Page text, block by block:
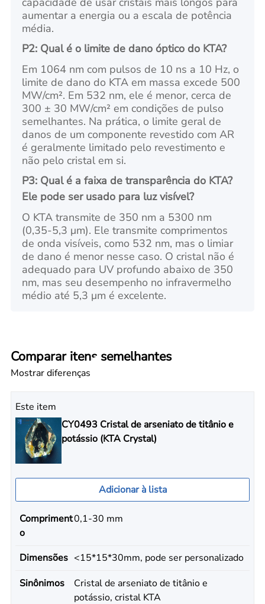
aumentar a energia ou a escala de potência
média.
P2: Qual é o limite de dano óptico do KTA?
Em 1064 nm com pulsos de 10 ns a 10 Hz, o
limite de dano do KTA em massa excede 500
MW/cm². Em 532 nm, ele é menor, cerca de
300 ± 30 MW/cm² em condições de pulso
semelhantes. Na prática, o limite geral de
danos de um componente revestido com AR
é geralmente limitado pelo revestimento e
não pelo cristal em si.
P3: Qual é a faixa de transparência do KTA?
Ele pode ser usado para luz visível?
O KTA transmite de 350 nm a 5300 nm
(0,35-5,3 μm). Ele transmite comprimentos
de onda visíveis, como 532 nm, mas o limiar
de dano é menor nesse caso. O cristal não é
adequado para UV profundo abaixo de 350
nm, mas seu desempenho no infravermelho
médio até 5,3 μm é excelente.
Comparar itens semelhantes
Mostrar diferenças
Este item
CY0493 Cristal de arseniato de titânio e
potássio (KTA Crystal)
Adicionar à lista
Compriment
o
0,1-30 mm
Dimensões <15*15*30mm, pode ser personalizado
Sinônimos
Cristal de arseniato de titânio e
potássio, cristal KTA